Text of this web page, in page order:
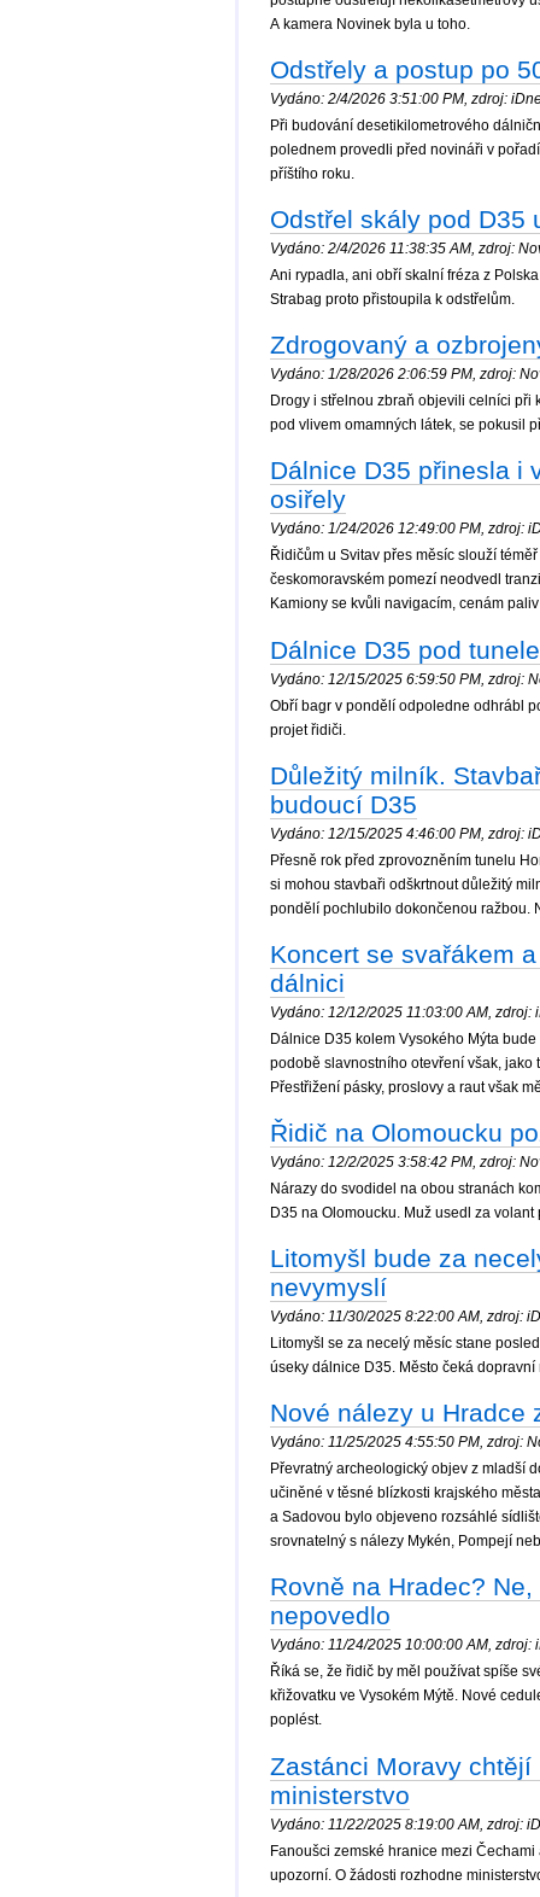
A kamera Novinek byla u toho.
Odstřely a postup po
Vydáno: 2/4/2026 3:51:00 PM, zdroj:
Při budování desetikilometrového
polednem provedli před novináři v
příštího roku.
Odstřel skály pod D35
Vydáno: 2/4/2026 11:38:35 AM, zdroj:
Ani rypadla, ani obří skalní fréza z
Strabag proto přistoupila k odstřelům.
Zdrogovaný a
Vydáno: 1/28/2026 2:06:59 PM, zdroj:
Drogy i střelnou zbraň objevili celníci při
pod vlivem omamných látek, se pokusil
Dálnice D35 přinesla i
osiřely
Vydáno: 1/24/2026 12:49:00 PM, zdroj:
Řidičům u Svitav přes měsíc slouží
českomoravském pomezí neodvedl
Kamiony se kvůli navigacím, cenám
Dálnice D35 pod
Vydáno: 12/15/2025 6:59:50 PM, zdroj:
Obří bagr v pondělí odpoledne odhrábl
projet řidiči.
Důležitý milník.
budoucí D35
Vydáno: 12/15/2025 4:46:00 PM, zdroj:
Přesně rok před zprovozněním tunelu
si mohou stavbaři odškrtnout důležitý
pondělí pochlubilo dokončenou ražbou.
Koncert se svařákem
dálnici
Vydáno: 12/12/2025 11:03:00 AM,
Dálnice D35 kolem Vysokého Mýta
podobě slavnostního otevření však,
Přestřižení pásky, proslovy a raut však
Řidič na Olomoucku
Vydáno: 12/2/2025 3:58:42 PM, zdroj:
Nárazy do svodidel na obou stranách
D35 na Olomoucku. Muž usedl za
Litomyšl bude za
nevymyslí
Vydáno: 11/30/2025 8:22:00 AM, zdroj:
Litomyšl se za necelý měsíc stane
úseky dálnice D35. Město čeká dopravní
Nové nálezy u Hradce
Vydáno: 11/25/2025 4:55:50 PM, zdroj:
Převratný archeologický objev z mladší
učiněné v těsné blízkosti krajského
a Sadovou bylo objeveno rozsáhlé
srovnatelný s nálezy Mykén, Pompejí
Rovně na Hradec?
nepovedlo
Vydáno: 11/24/2025 10:00:00 AM,
Říká se, že řidič by měl používat spíše
křižovatku ve Vysokém Mýtě. Nové
poplést.
Zastánci Moravy
ministerstvo
Vydáno: 11/22/2025 8:19:00 AM, zdroj:
Fanoušci zemské hranice mezi
upozorní. O žádosti rozhodne